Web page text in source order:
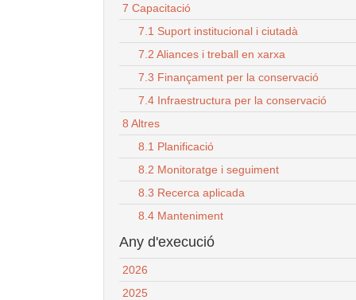
7 Capacitació
7.1 Suport institucional i ciutadà
7.2 Aliances i treball en xarxa
7.3 Finançament per la conservació
7.4 Infraestructura per la conservació
8 Altres
8.1 Planificació
8.2 Monitoratge i seguiment
8.3 Recerca aplicada
8.4 Manteniment
Any d'execució
2026
2025